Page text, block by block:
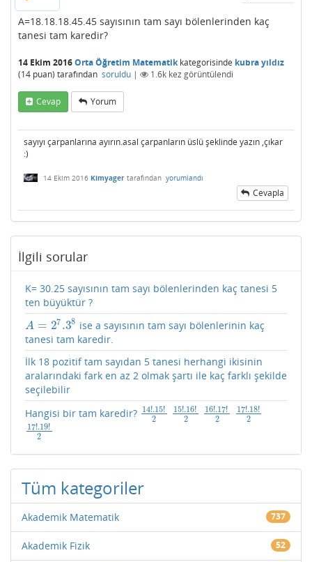
A=18.18.18.45.45 sayısının tam sayı bölenlerinden kaç
tanesi tam karedir?
14 Ekim 2016Orta Öğretim Matematikkategorisinde kubra yıldız
(14 puan) tarafından soruldu | 1.6k kez görüntülendi
Cevap Yorum
sayıyı çarpanlarına ayırın.asal çarpanların üslü şeklinde yazın ,çıkar
:)
14 Ekim 2016 Kimyager tarafından yorumlandı
Cevapla
İlgili sorular
K= 30.25 sayısının tam sayı bölenlerinden kaç tanesi 5
ten büyüktür ?
A = 27 .38
A= 27 .38
ise a sayısının tam sayı bölenlerinin kaç
tanesi tam karedir.
İlk 18 pozitif tam sayıdan 5 tanesi herhangi ikisinin
aralarındaki fark en az 2 olmak şartı ile kaç farklı şekilde
seçilebilir
Hangisi bir tam karedir? 14!.15!
2
14!.15 215!.16!
2
15!.16 216!.17!
2
16!.17 217!.18!
2
17!.18
17!.19!
2
17!.19
Tüm kategoriler
Akademik Matematik 737
Akademik Fizik 52